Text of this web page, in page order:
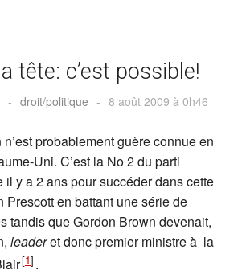
tête: c’est possible!
- droit/politique - 8 août 2009 à 0h46
probablement guère connue en
Uni. C’est la No 2 du parti
il y a 2 ans pour succéder dans cette
en battant une série de
tandis que Gordon Brown devenait,
leaderet donc premier ministre à la
[1] .